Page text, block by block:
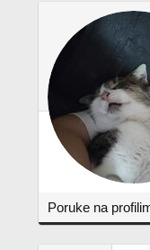
Poruke na